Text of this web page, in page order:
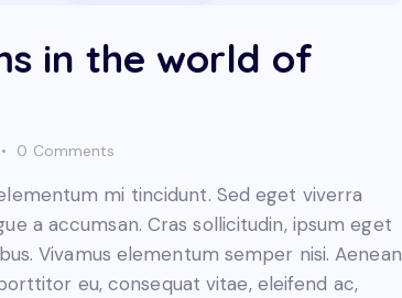
in the world of
0 Comments
mi tincidunt. Sed eget viverra
a accumsan. Cras sollicitudin, ipsum eget
Vivamus elementum semper nisi. Aenean
eu, consequat vitae, eleifend ac,